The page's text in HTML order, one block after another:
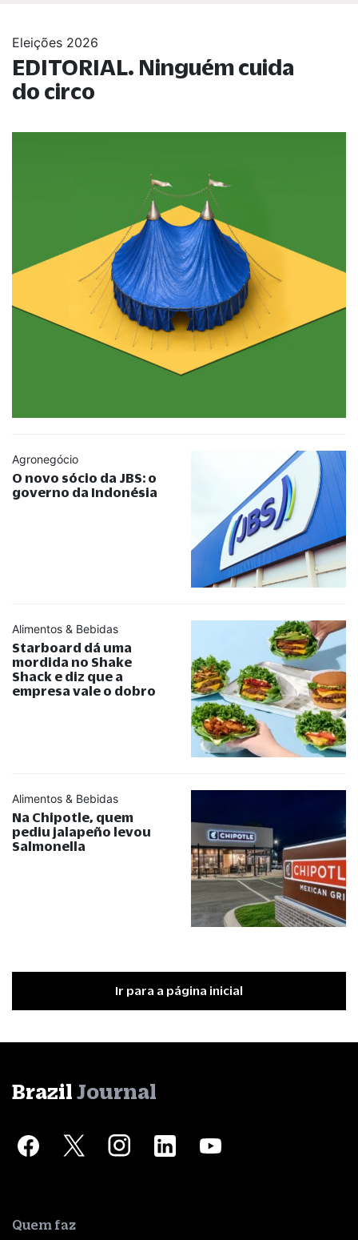
Eleições 2026
EDITORIAL. Ninguém cuida
do circo
Agronegócio
O novo sócio da JBS: o
governo da Indonésia
Alimentos & Bebidas
Starboard dá uma
mordida no Shake
Shack e diz que a
empresa vale o dobro
Alimentos & Bebidas
Na Chipotle, quem
pediu jalapeño levou
Salmonella
Ir para a página inicial
Brazil Journal
Quem faz